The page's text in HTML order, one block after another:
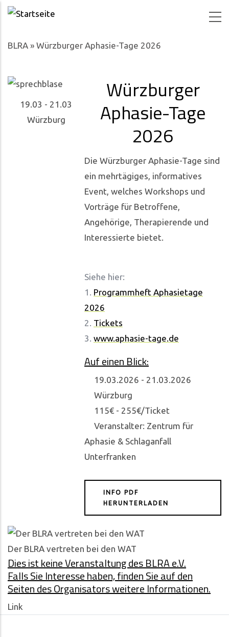
Direkt zum Inhalt
BLRA » Würzburger Aphasie-Tage 2026
19.03 - 21.03
Würzburg
Würzburger
Aphasie-Tage
2026
Die Würzburger Aphasie-Tage sind
ein mehrtägiges, informatives
Event, welches Workshops und
Vorträge für Betroffene,
Angehörige, Therapierende und
Interessierte bietet.
Siehe hier:
1. Programmheft Aphasietage
2026
2. Tickets
3. www.aphasie-tage.de
Auf einen Blick:
19.03.2026 - 21.03.2026
Würzburg
115€ - 255€/Ticket
Veranstalter: Zentrum für
Aphasie & Schlaganfall
Unterfranken
INFO PDF
HERUNTERLADEN
Der BLRA vertreten bei den WAT
Dies ist keine Veranstaltung des BLRA e.V.
Falls Sie Interesse haben, finden Sie auf den
Seiten des Organisators weitere Informationen.
Link